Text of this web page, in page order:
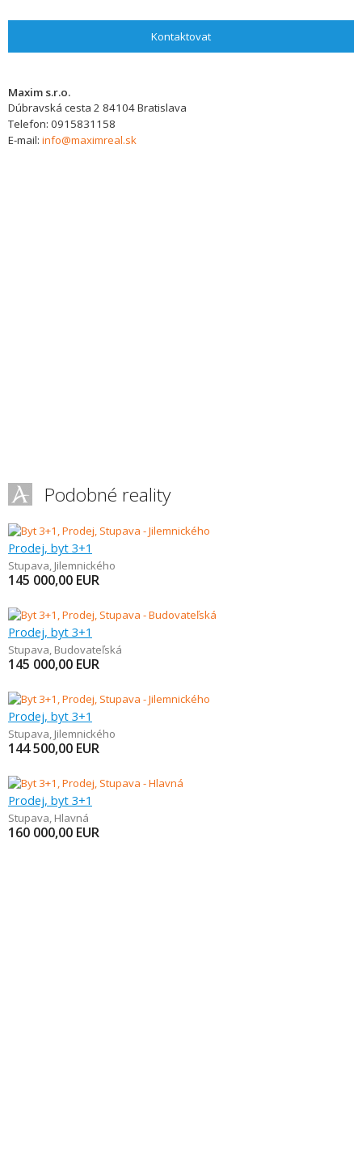
Kontaktovat
Maxim s.r.o.
Dúbravská cesta 2 84104Bratislava
Telefon: 0915831158
E-mail: info@maximreal.sk
Podobné reality
Prodej, byt 3+1
Stupava, Jilemnického
145 000,00 EUR
Prodej, byt 3+1
Stupava, Budovateľská
145 000,00 EUR
Prodej, byt 3+1
Stupava, Jilemnického
144 500,00 EUR
Prodej, byt 3+1
Stupava, Hlavná
160 000,00 EUR